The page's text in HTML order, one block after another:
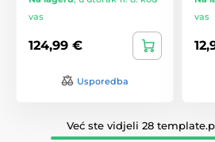
vas
124,99 €
Usporedba
vas
Već ste vidjeli 28